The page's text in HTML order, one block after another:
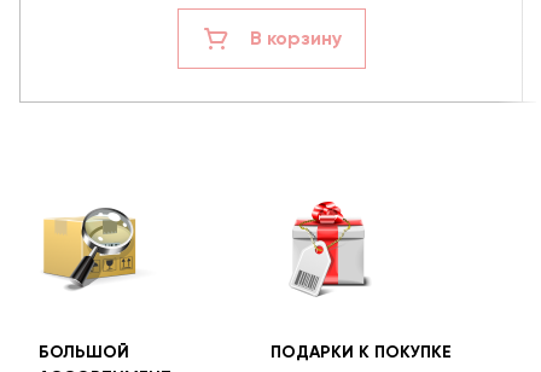
В корзину
БОЛЬШОЙ
ПОДАРКИ К ПОКУПКЕ